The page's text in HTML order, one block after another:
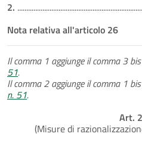
2.
Nota relativa all'articolo 26
Il comma 1 aggiunge il comma 3
51.
Il comma 2 aggiunge il comma 1
n. 51.
Art.
(Misure di